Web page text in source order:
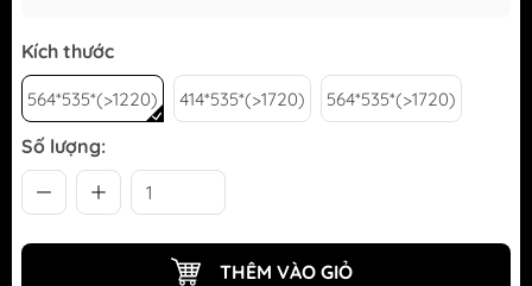
Kích thước
564*535*(>1220) 414*535*(>1720) 564*535*(>1720)
Số lượng:
THÊM VÀO GIỎ